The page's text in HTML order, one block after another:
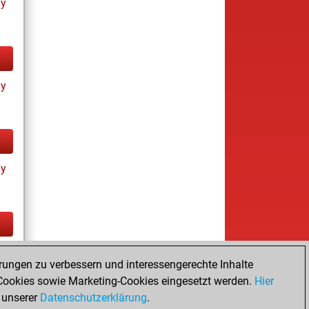
zu verbessern und interessengerechte Inhalte
sowie Marketing-Cookies eingesetzt werden. Hier
Datenschutzerklärung.